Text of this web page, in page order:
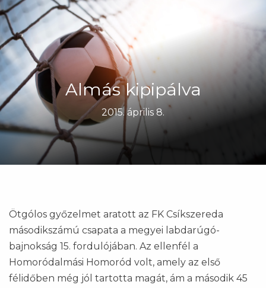
Almás kipipálva
2015. április 8.
Ötgólos győzelmet aratott az FK Csíkszereda
másodikszámú csapata a megyei labdarúgó-
bajnokság 15. fordulójában. Az ellenfél a
Homoródalmási Homoród volt, amely az első
félidőben még jól tartotta magát, ám a második 45